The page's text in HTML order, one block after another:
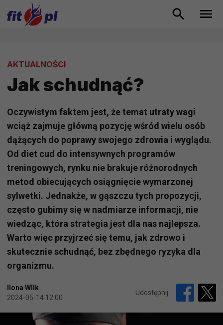
AKTUALNOŚCI
Jak schudnąć?
Oczywistym faktem jest, że temat utraty wagi
wciąż zajmuje główną pozycję wśród wielu osób
dążących do poprawy swojego zdrowia i wyglądu.
Od diet cud do intensywnych programów
treningowych, rynku nie brakuje różnorodnych
metod obiecujących osiągnięcie wymarzonej
sylwetki. Jednakże, w gąszczu tych propozycji,
często gubimy się w nadmiarze informacji, nie
wiedząc, która strategia jest dla nas najlepsza.
Warto więc przyjrzeć się temu, jak zdrowo i
skutecznie schudnąć, bez zbędnego ryzyka dla
organizmu.
Ilona WIlk
2024-05-14 12:00
Udostępnij